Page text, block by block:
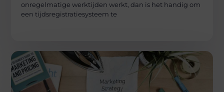
onregelmatige werktijden werkt, dan is het handig om
een tijdsregistratiesysteem te